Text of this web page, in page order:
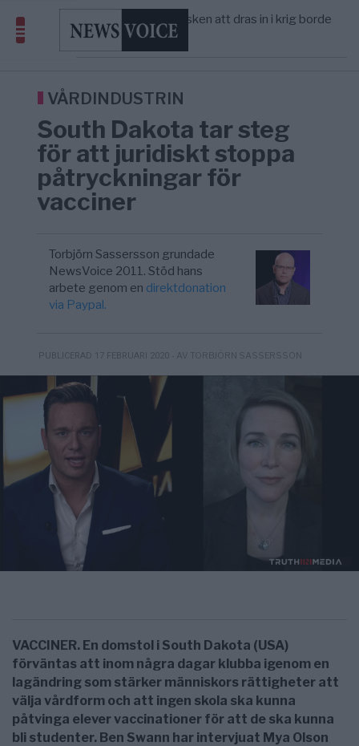
5/8
Elsa Widding: Risken att dras in i krig borde
avgöra all utrikespolitik
KRIG & FRED
Gaza håller en av de största
Europas ledare fram ett krig med Rys ...
VÅRDINDUSTRIN
South Dakota tar steg
för att juridiskt stoppa
påtryckningar för
vacciner
Torbjörn Sassersson grundade
NewsVoice 2011. Stöd hans
arbete genom en direktdonation
via Paypal.
PUBLICERAD 17 FEBRUARI 2020 - AV TORBJÖRN SASSERSSON
VACCINER. En domstol i South Dakota (USA)
förväntas att inom några dagar klubba igenom en
lagändring som stärker människors rättigheter att
välja vårdform och att ingen skola ska kunna
påtvinga elever vaccinationer för att de ska kunna
bli studenter. Ben Swann har intervjuat Mya Olson